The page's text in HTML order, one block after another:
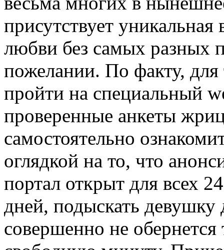
присутствует
любви без самых разных
пожелании. По факту, для
пройти на специальный
проверенные анкеты
самостоятельно
оглядкой на то, что
портал открыт для всех
дней, подыскать
совершенно не